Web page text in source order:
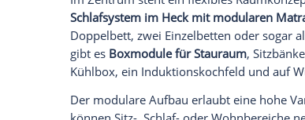
Zum Einsatz kommtleichtes
Holzplattensystemen eine
Möbelmodule werden als
DIY‑Camperausbauprojekte
Neben den DIY‑Möbelmodulen